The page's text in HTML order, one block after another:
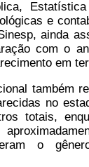
e
ainda
com o
em
também
no
totais,
o